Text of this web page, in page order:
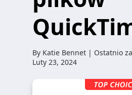
By Katie Bennet | Ostatnio
Luty 23, 2024